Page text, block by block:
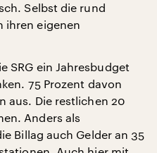
Selbst die rund
ihren eigenen
SRG ein Jahresbudget
75 Prozent davon
aus. Die restlichen 20
Anders als
Billag auch Gelder an 35